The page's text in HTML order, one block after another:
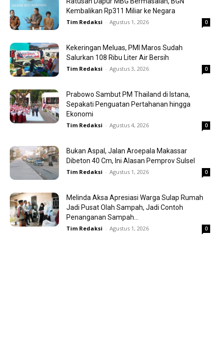
Kembalikan Rp311 Miliar ke Negara
Tim Redaksi - Agustus 1, 2026 0
Kekeringan Meluas, PMI Maros Sudah
Salurkan 108 Ribu Liter Air Bersih
Tim Redaksi - Agustus 3, 2026 0
Prabowo Sambut PM Thailand di Istana,
Sepakati Penguatan Pertahanan hingga
Ekonomi
Tim Redaksi - Agustus 4, 2026 0
Bukan Aspal, Jalan Aroepala Makassar
Dibeton 40 Cm, Ini Alasan Pemprov Sulsel
Tim Redaksi - Agustus 1, 2026 0
Melinda Aksa Apresiasi Warga Sulap Rumah
Jadi Pusat Olah Sampah, Jadi Contoh
Penanganan Sampah...
Tim Redaksi - Agustus 1, 2026 0